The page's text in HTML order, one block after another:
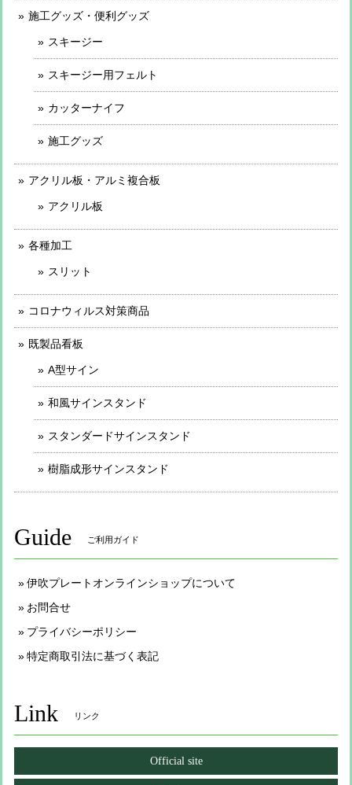
施工グッズ・便利グッズ
スキージー
スキージー用フェルト
カッターナイフ
施工グッズ
アクリル板・アルミ複合板
アクリル板
各種加工
スリット
コロナウィルス対策商品
既製品看板
A型サイン
和風サインスタンド
スタンダードサインスタンド
樹脂成形サインスタンド
Guide ご利用ガイド
伊吹プレートオンラインショップについて
お問合せ
プライバシーポリシー
特定商取引法に基づく表記
Link リンク
Official site